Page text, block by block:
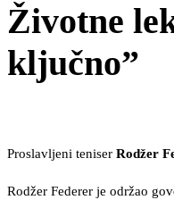
Životne
ključno”
Proslavljeni teniser Rodžer
Rodžer Federer je održao